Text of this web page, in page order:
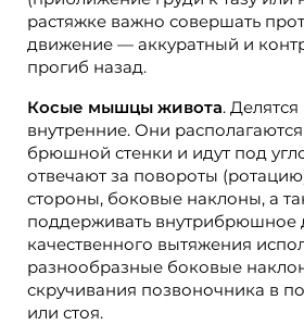
растяжке важно совершать
движение — аккуратный и
прогиб назад.
Косые мышцы живота.
внутренние. Они
брюшной стенки и идут под
отвечают за повороты
стороны, боковые наклоны, а
поддерживать внутрибрюшное
качественного вытяжения
разнообразные боковые
скручивания позвоночника в
или стоя.